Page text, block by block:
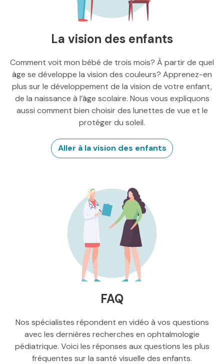
La vision des enfants
Comment voit mon bébé de trois mois? À partir de quel
âge se développe la vision des couleurs? Apprenez-en
plus sur le développement de la vision de votre enfant,
de la naissance à l’âge scolaire. Nous vous expliquons
aussi comment bien choisir des lunettes de vue et le
protéger du soleil.
Aller à la vision des enfants
FAQ
Nos spécialistes répondent en vidéo à vos questions
avec les dernières recherches en ophtalmologie
pédiatrique. Voici les réponses aux questions les plus
fréquentes sur la santé visuelle des enfants.